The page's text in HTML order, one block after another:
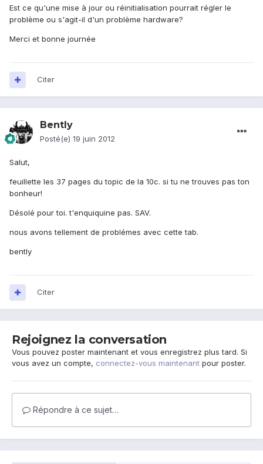
Est ce qu'une mise à jour ou réinitialisation pourrait régler le
problème ou s'agit-il d'un problème hardware?
Merci et bonne journée
Citer
Bently
Posté(e) 19 juin 2012
Salut,
feuillette les 37 pages du topic de la 10c. si tu ne trouves pas ton
bonheur!
Désolé pour toi. t'enquiquine pas. SAV.
nous avons tellement de problémes avec cette tab.
bently
Citer
Rejoignez la conversation
Vous pouvez poster maintenant et vous enregistrez plus tard. Si
vous avez un compte, connectez-vous maintenant pour poster.
Répondre à ce sujet…